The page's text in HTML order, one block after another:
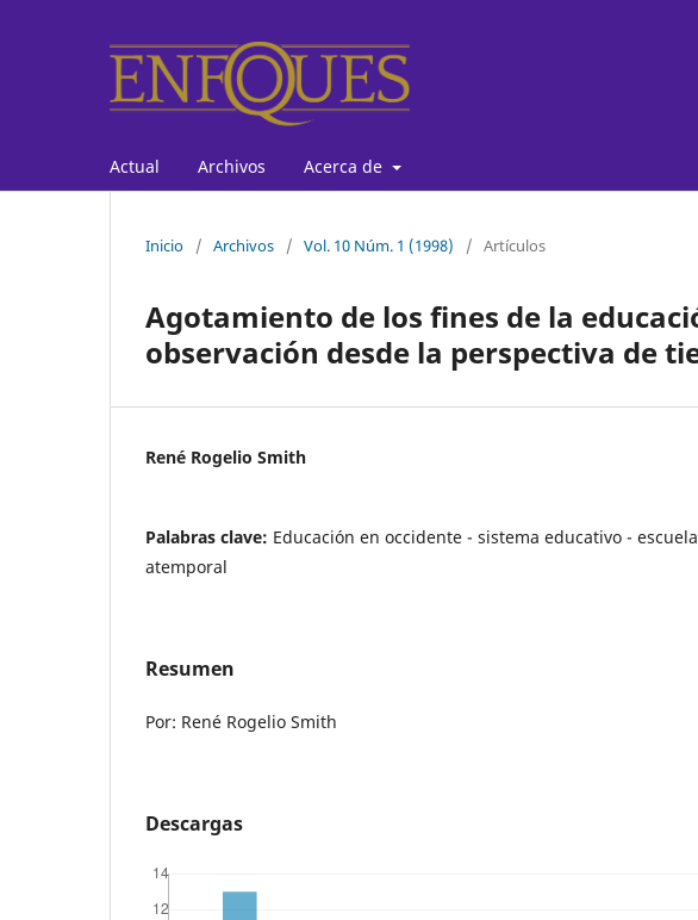
Actual Archivos Acerca de
Inicio / Archivos / Vol. 10 Núm. 1 (1998) / Artículos
Agotamiento de los fines de la
observación desde la perspectiva de
René Rogelio Smith
Palabras clave: Educación en occidente - sistema educativo - escuela
atemporal
Resumen
Por: René Rogelio Smith
Descargas